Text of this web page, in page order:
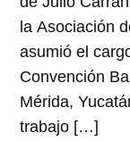
la Asociación
asumió el
Convención
Mérida,
trabajo […]